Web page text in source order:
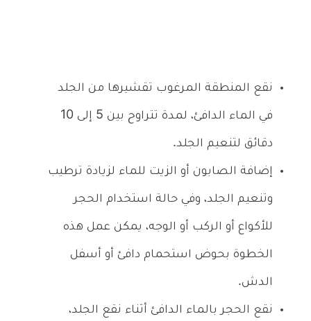
نقع المنطقة المرغوب تقشيرها من الجلد
في الماء الدافئ، لمدة تتراوح بين 5 إلى 10
دقائق لتنعيم الجلد.
إضافة الصابون أو الزيت للماء لزيادة ترطيب
وتنعيم الجلد، وفي حالة استخدام الحجر
للأكواع أو الركب أو الوجه، يمكن عمل هذه
الخطوة بحوض استحمام دافئ أو أسفل
الدش.
نقع الحجر بالماء الدافئ أثناء نقع الجلد،